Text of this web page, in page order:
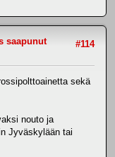
#114
saapunut
sekä
nouto ja
Jyväskylään tai